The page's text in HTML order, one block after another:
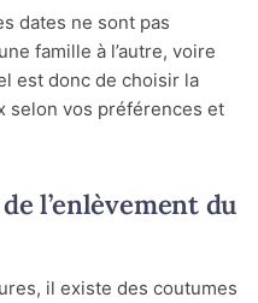
dates ne sont pas
famille à l’autre, voire
est donc de choisir la
selon vos préférences et
l’enlèvement du
il existe des coutumes